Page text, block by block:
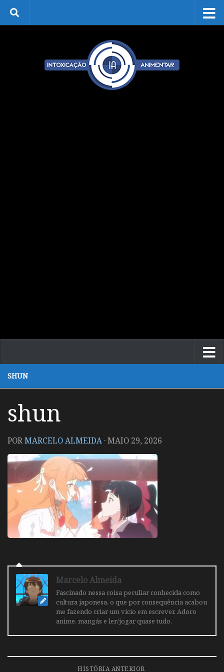
Skip to content
SHUN
shun
PORMARCELO ALMEIDA ·MAIO 29, 2026
Marcelo Almeida
Fascinado nessa coisa peculiar conhecida como
cultura japonesa, o que por consequência acabou
me fazendo criar um vicio em escrever. Adoro
anime, mangás e ler/jogar quase tudo.
HISTÓRIA ANTERIOR